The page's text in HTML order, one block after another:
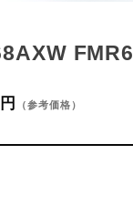
FMR6
円 （参考価格）